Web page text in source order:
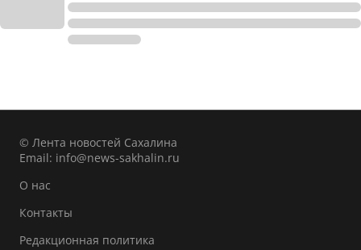
© Лента новостей Сахалина
Email: info@news-sakhalin.ru
О нас
Контакты
Редакционная политика